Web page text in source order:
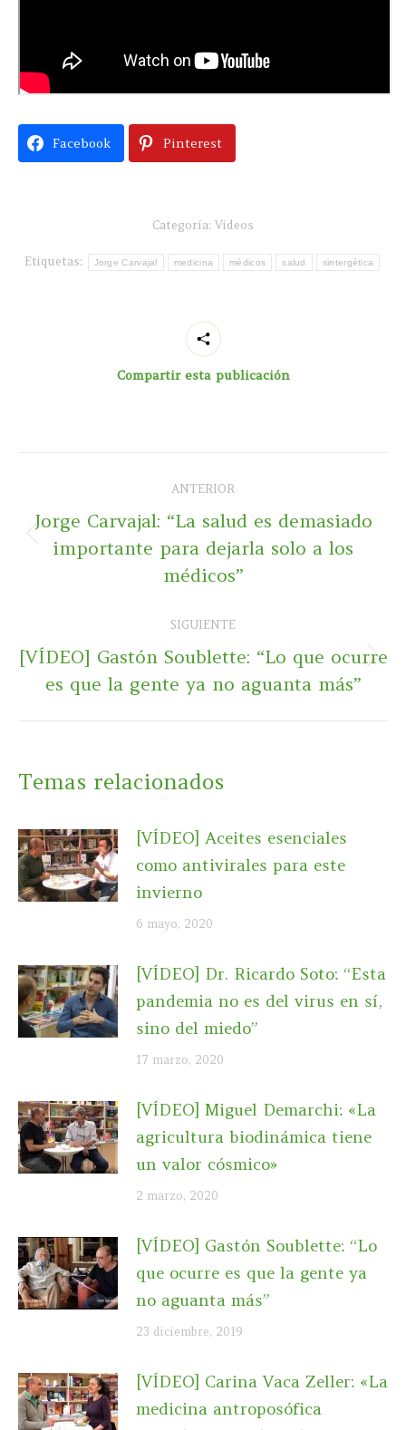
Facebook Pinterest
Categoría: Videos
Etiquetas: Jorge Carvajal medicina médicos salud sintergética
Compartir esta publicación
entre
publicaciones
ANTERIOR
Publicación
anterior:
Jorge Carvajal: “La salud es demasiado
importante para dejarla solo a los
médicos”
SIGUIENTE
Publicación
siguiente:
[VÍDEO] Gastón Soublette: “Lo que ocurre
es que la gente ya no aguanta más”
Temas relacionados
[VÍDEO] Aceites esenciales
como antivirales para este
invierno
6 mayo, 2020
[VÍDEO] Dr. Ricardo Soto: “Esta
pandemia no es del virus en sí,
sino del miedo”
17 marzo, 2020
[VÍDEO] Miguel Demarchi: «La
agricultura biodinámica tiene
un valor cósmico»
2 marzo, 2020
[VÍDEO] Gastón Soublette: “Lo
que ocurre es que la gente ya
no aguanta más”
23 diciembre, 2019
[VÍDEO] Carina Vaca Zeller: «La
medicina antroposófica